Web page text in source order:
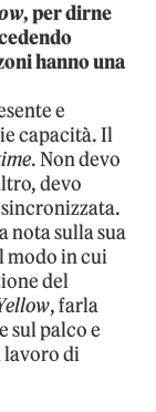
, per dirne
hanno una
e
capacità. Il
. Non devo
devo
nota sulla sua
modo in cui
del
, farla
sul palco e
lavoro di